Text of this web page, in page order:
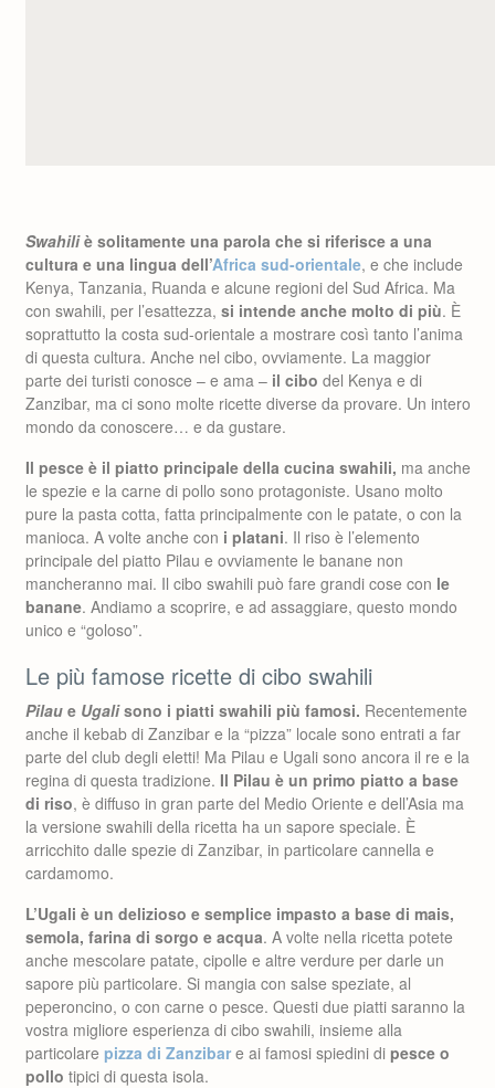
Swahili è solitamente una parola che si riferisce a una
cultura e una lingua dell’Africa sud-orientale, e che include
Kenya, Tanzania, Ruanda e alcune regioni del Sud Africa. Ma
con swahili, per l’esattezza, si intende anche molto di più. È
soprattutto la costa sud-orientale a mostrare così tanto l’anima
di questa cultura. Anche nel cibo, ovviamente. La maggior
parte dei turisti conosce – e ama – il cibo del Kenya e di
Zanzibar, ma ci sono molte ricette diverse da provare. Un intero
mondo da conoscere… e da gustare.
Il pesce è il piatto principale della cucina swahili, ma anche
le spezie e la carne di pollo sono protagoniste. Usano molto
pure la pasta cotta, fatta principalmente con le patate, o con la
manioca. A volte anche con i platani. Il riso è l’elemento
principale del piatto Pilau e ovviamente le banane non
mancheranno mai. Il cibo swahili può fare grandi cose con le
banane. Andiamo a scoprire, e ad assaggiare, questo mondo
unico e “goloso”.
Le più famose ricette di cibo swahili
Pilau e Ugalisono i piatti swahili più famosi. Recentemente
anche il kebab di Zanzibar e la “pizza” locale sono entrati a far
parte del club degli eletti! Ma Pilau e Ugali sono ancora il re e la
regina di questa tradizione. Il Pilau è un primo piatto a base
di riso, è diffuso in gran parte del Medio Oriente e dell’Asia ma
la versione swahili della ricetta ha un sapore speciale. È
arricchito dalle spezie di Zanzibar, in particolare cannella e
cardamomo.
L’Ugali è un delizioso e semplice impasto a base di mais,
semola, farina di sorgo e acqua. A volte nella ricetta potete
anche mescolare patate, cipolle e altre verdure per darle un
sapore più particolare. Si mangia con salse speziate, al
peperoncino, o con carne o pesce. Questi due piatti saranno la
vostra migliore esperienza di cibo swahili, insieme alla
particolare pizza di Zanzibar e ai famosi spiedini di pesce o
pollo tipici di questa isola.